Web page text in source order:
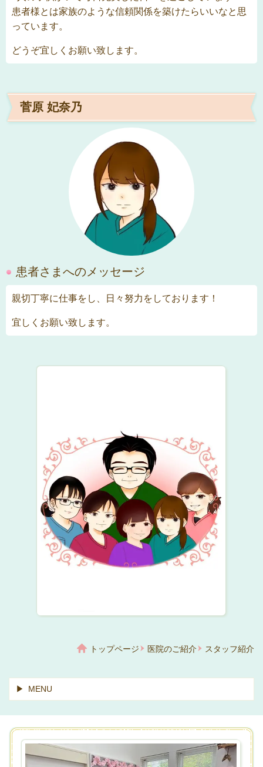
患者様とは家族のような信頼関係を築けたらいいなと思
っています。
どうぞ宜しくお願い致します。
菅原 妃奈乃
患者さまへのメッセージ
親切丁寧に仕事をし、日々努力をしております！
宜しくお願い致します。
トップページ 医院のご紹介 スタッフ紹介
MENU